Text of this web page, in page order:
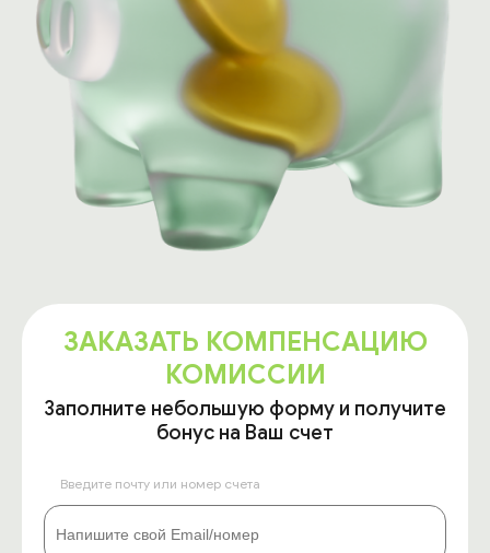
ЗАКАЗАТЬ КОМПЕНСАЦИЮ
КОМИССИИ
Заполните небольшую форму и получите
бонус на Ваш счет
Введите почту или номер счета